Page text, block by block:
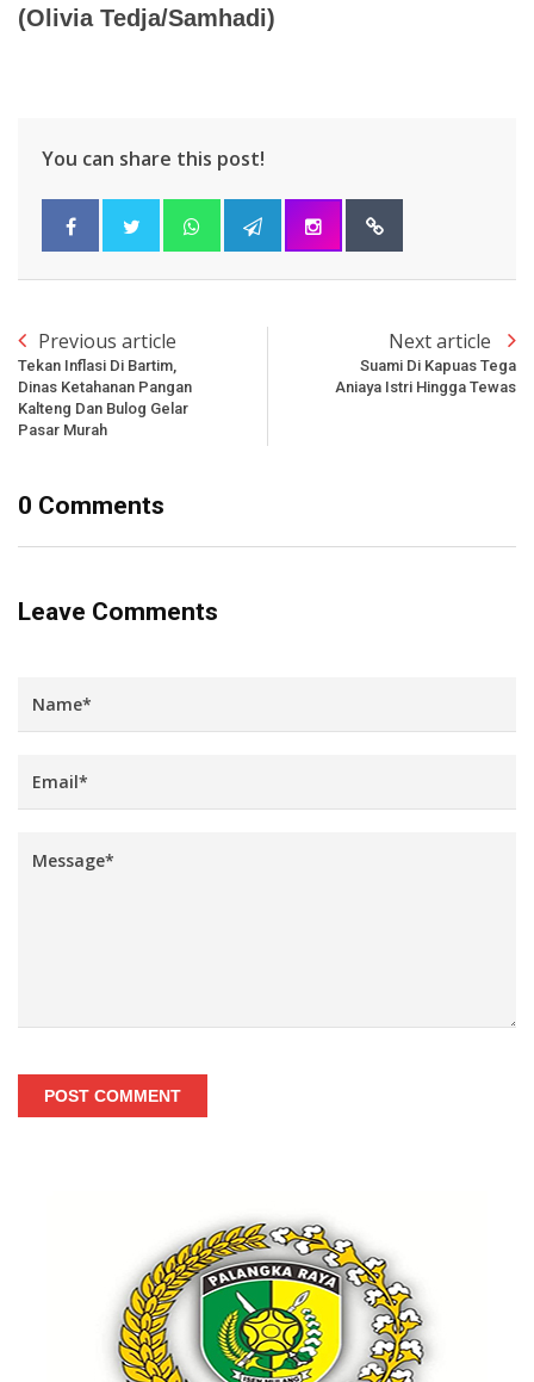
(Olivia Tedja/Samhadi)
You can share this post!
Previous article
Tekan Inflasi Di Bartim,
Dinas Ketahanan Pangan
Kalteng Dan Bulog Gelar
Pasar Murah
Next article
Suami Di Kapuas Tega
Aniaya Istri Hingga Tewas
0 Comments
Leave Comments
POST COMMENT